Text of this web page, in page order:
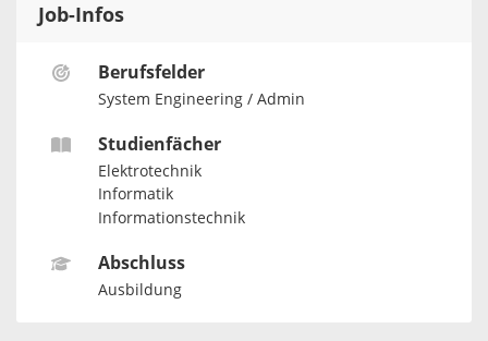
Job-Infos
Berufsfelder
System Engineering / Admin
Studienfächer
Elektrotechnik
Informatik
Informationstechnik
Abschluss
Ausbildung